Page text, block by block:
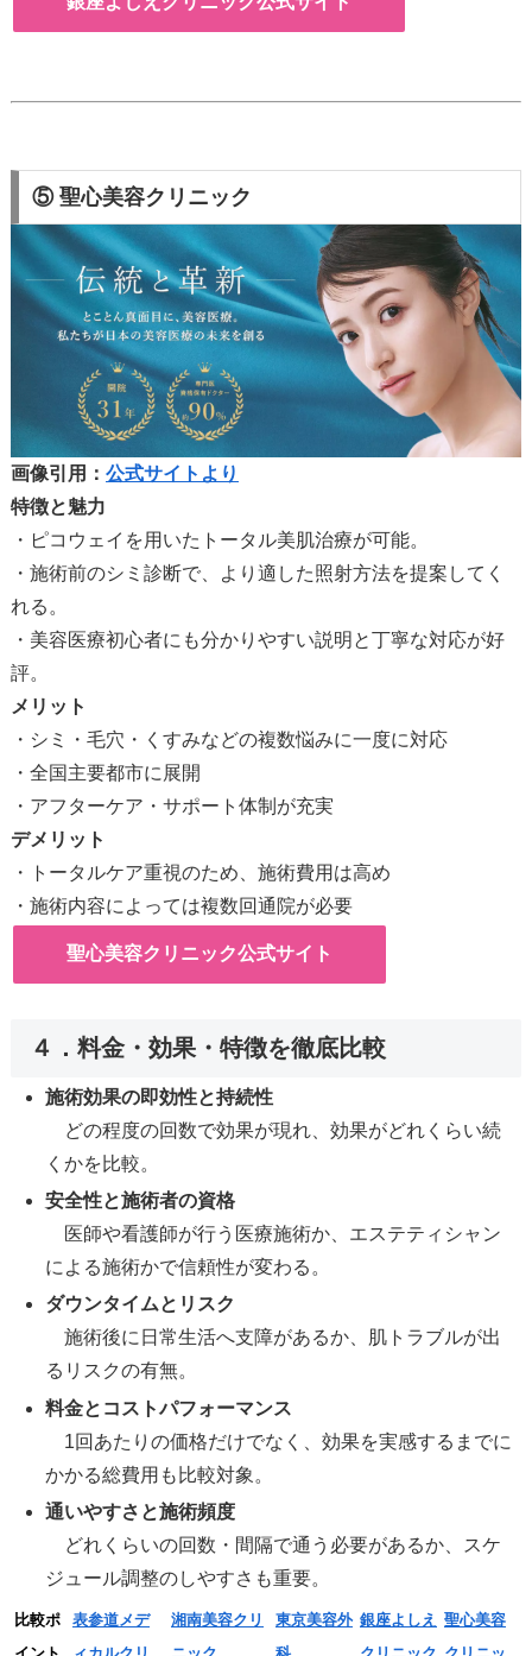
⑤ 聖心美容クリニック
画像引用： 公式サイトより
特徴と魅力
・ピコウェイを用いたトータル美肌治療が可能。
・施術前のシミ診断で、より適した照射方法を提案してく
れる。
・美容医療初心者にも分かりやすい説明と丁寧な対応が好
評。
メリット
・シミ・毛穴・くすみなどの複数悩みに一度に対応
・全国主要都市に展開
・アフターケア・サポート体制が充実
デメリット
・トータルケア重視のため、施術費用は高め
・施術内容によっては複数回通院が必要
聖心美容クリニック公式サイト
４．料金・効果・特徴を徹底比較
施術効果の即効性と持続性
どの程度の回数で効果が現れ、効果がどれくらい続
くかを比較。
安全性と施術者の資格
医師や看護師が行う医療施術か、エステティシャン
による施術かで信頼性が変わる。
ダウンタイムとリスク
施術後に日常生活へ支障があるか、肌トラブルが出
るリスクの有無。
料金とコストパフォーマンス
1回あたりの価格だけでなく、効果を実感するまでに
かかる総費用も比較対象。
通いやすさと施術頻度
どれくらいの回数・間隔で通う必要があるか、スケ
ジュール調整のしやすさも重要。
比較ポ
表参道メデ
湘南美容クリ
東京美容外 銀座よしえ 聖心美容